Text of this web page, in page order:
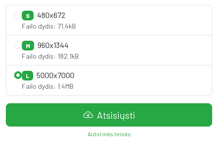
S 480x672
Failo dydis: 71.4kB
M 960x1344
Failo dydis: 182.1kB
L 5000x7000
Failo dydis: 1.4MB
Atsisiųsti
Autorinės teisės